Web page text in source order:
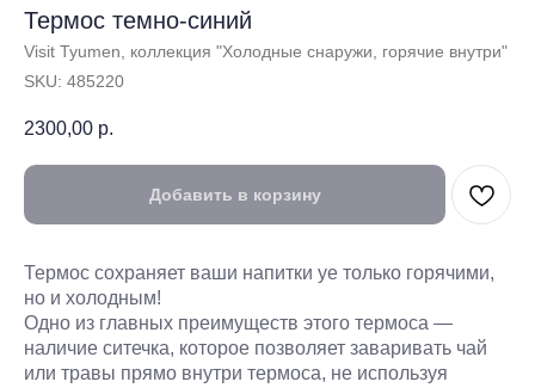
Термос темно-синий
Visit Tyumen, коллекция "Холодные снаружи, горячие внутри"
SKU: 485220
2300,00 р.
Добавить в корзину
Термос сохраняет ваши напитки yе только горячими,
но и холодным!
Одно из главных преимуществ этого термоса —
наличие ситечка, которое позволяет заваривать чай
или травы прямо внутри термоса, не используя